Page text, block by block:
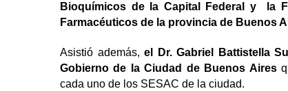
Bioquímicos de la Capital Federal y la
Farmacéuticos de la provincia de Buenos
Asistió además,el Dr. Gabriel Battistella
Gobierno de la Ciudad de Buenos Aires
cada uno de los SESAC de la ciudad.